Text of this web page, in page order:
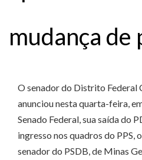
mudança de
O senador do Distrito Federal
anunciou nesta quarta-feira,
Senado Federal, sua saída do
ingresso nos quadros do PPS,
senador do PSDB, de Minas